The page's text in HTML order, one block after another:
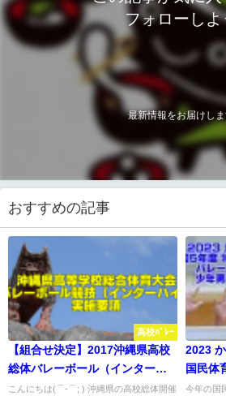
フォローしよ
最新情報をお届けし
おすすめの記事
高校ﾊﾞﾚｰ
【組合せ決定】2017沖縄県高校
総体バレーボール（インターハ
イ） 実施要項
こんにちは(⌒-⌒; ) 沖縄県の高校総体開催
2023
国民体
技 少
今年の国